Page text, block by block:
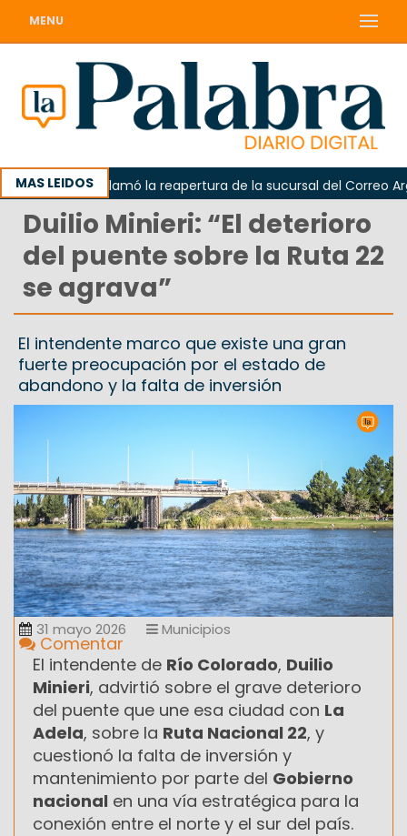
MENU
MAS LEIDOS
Odarda reclamó la reapertura de la sucursal del Correo
Duilio Minieri: “El deterioro
del puente sobre la Ruta 22
se agrava”
El intendente marco que existe una gran
fuerte preocupación por el estado de
abandono y la falta de inversión
31 mayo 2026 Municipios
Comentar
El intendente de Río Colorado, Duilio
Minieri, advirtió sobre el grave deterioro
del puente que une esa ciudad con La
Adela, sobre la Ruta Nacional 22, y
cuestionó la falta de inversión y
mantenimiento por parte del Gobierno
nacional en una vía estratégica para la
conexión entre el norte y el sur del país.